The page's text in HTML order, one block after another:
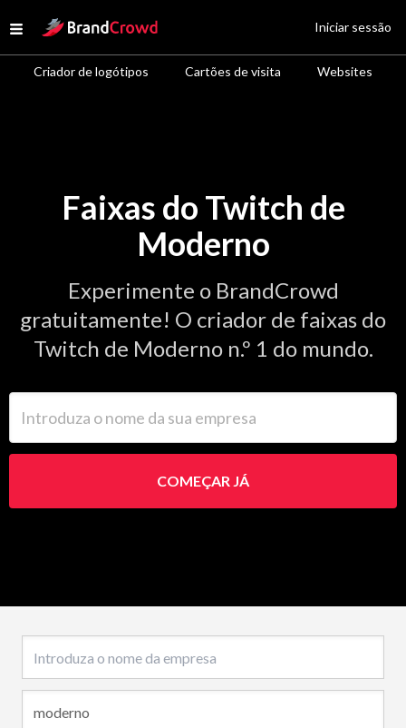
Open menu
Site Logo
Criador de logótipos Cartões de visita Websites
Iniciar sessão
Faixas do Twitch de
Moderno
Experimente o BrandCrowd
gratuitamente! O criador de faixas do
Twitch de Moderno n.º 1 do mundo.
COMEÇAR JÁ